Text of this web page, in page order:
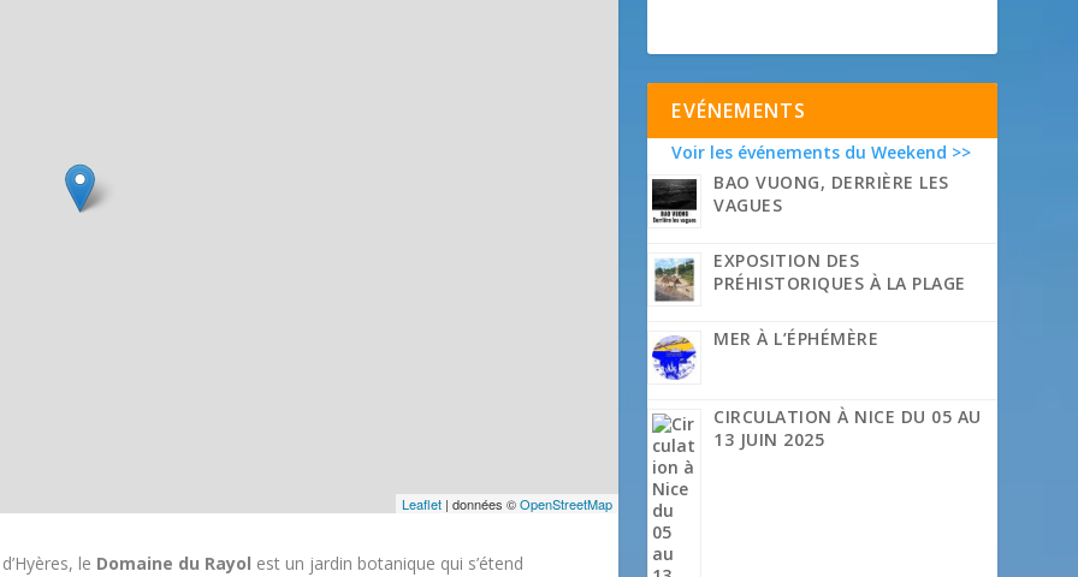
Leaflet | données ©OpenStreetMap
le Domaine du Rayol est un jardin botanique qui s’étend
EVÉNEMENTS
Voir les événements du Weekend >>
BAO VUONG, DERRIÈRE LES
VAGUES
EXPOSITION DES
PRÉHISTORIQUES À LA PLAGE
MER À L’ÉPHÉMÈRE
CIRCULATION À NICE DU 05 AU
13 JUIN 2025